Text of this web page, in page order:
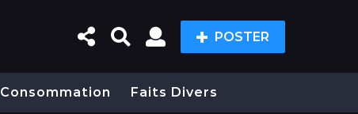
POSTER
Consommation Faits Divers